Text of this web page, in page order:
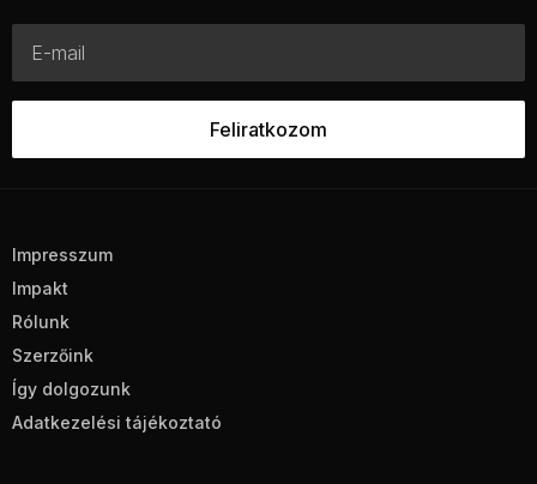
Impresszum
Impakt
Rólunk
Szerzőink
Így dolgozunk
Adatkezelési tájékoztató